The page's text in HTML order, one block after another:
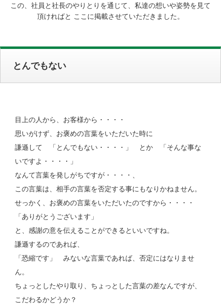
この、社員と社長のやりとりを通じて、私達の想いや姿勢を見て
頂ければと ここに掲載させていただきました。
とんでもない
目上の人から、お客様から・・・・
思いがけず、お褒めの言葉をいただいた時に
謙遜して 「とんでもない・・・・」 とか 「そんな事な
いですよ・・・・」
なんて言葉を発しがちですが・・・・、
この言葉は、相手の言葉を否定する事にもなりかねません。
せっかく、お褒めの言葉をいただいたのですから・・・・
「ありがとうございます」
と、感謝の意を伝えることができるといいですね。
謙遜するのであれば、
「恐縮です」 みないな言葉であれば、否定にはなりませ
ん。
ちょっとしたやり取り、ちょっとした言葉の差なんですが、
こだわるかどうか？